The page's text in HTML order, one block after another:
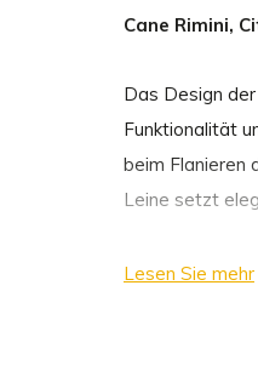
Cane Rimini,
Das Design
Funktionalität
beim Flanieren
Leine setzt
Mit raffinierten
Lesen Sie mehr